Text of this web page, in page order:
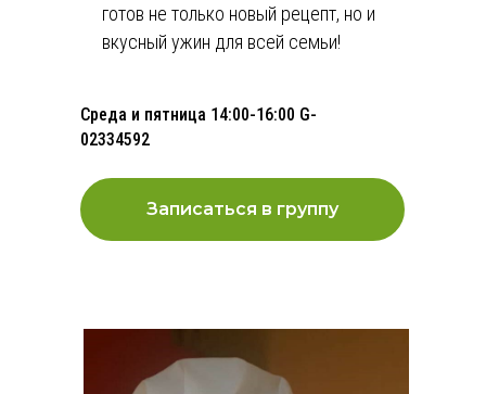
готов не только новый рецепт, но и
вкусный ужин для всей семьи!
Среда и пятница 14:00-16:00 G-
02334592
Записаться в группу
Эдис Наталия Евгеньевна ОГРНИП 320508100418665, ИНН
645407414895 +79296398937 г. Красногорск, ул. Дежнёва, д. 2,
кв. 205 (и эл почта)
Часы работы: с 10:00 до 18:00 мск